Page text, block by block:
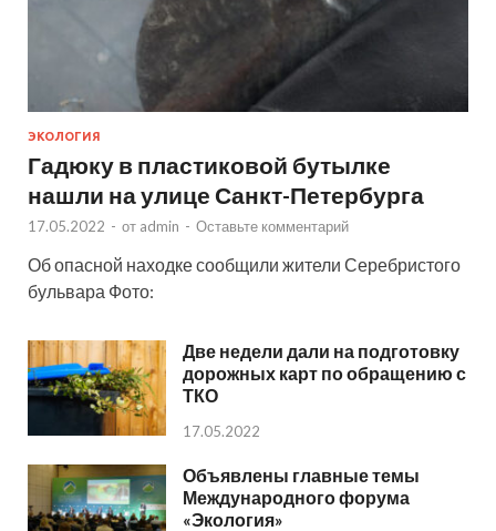
ЭКОЛОГИЯ
Гадюку в пластиковой бутылке
нашли на улице Санкт-Петербурга
17.05.2022 - от admin - Оставьте комментарий
Об опасной находке сообщили жители Серебристого
бульвара Фото:
Две недели дали на подготовку
дорожных карт по обращению с
ТКО
17.05.2022
Объявлены главные темы
Международного форума
«Экология»